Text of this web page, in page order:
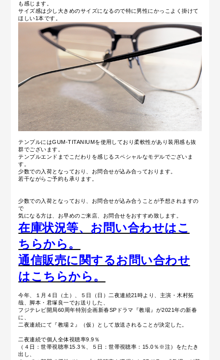
も感じます。
サイズ感は少し大きめのサイズになるので特に男性にかっこよく掛けて
ほしい1本です。
テンプルにはGUM-TITANIUMを使用しており柔軟性があり装用感も抜
群でございます。
テンプルエンドまでこだわりを感じるスペシャルなモデルでございま
す。
少数での入荷となっており、お問合せが込み合っております。
若干ながらご予約も承ります。
少数での入荷となっており、お問合せが込み合うことが予想されますの
で
気になる方は、お早めのご来店、お問合せをおすすめ致します。
在庫状況等、お問い合わせはこ
ちらから。
通信販売に関するお問い合わせ
はこちらから。
今年、１月４日（土）、５日（日）二夜連続21時より、主演・木村拓
哉、脚本・君塚良一でお送りした、
フジテレビ開局60周年特別企画新春SPドラマ『教場』が2021年の新春
に、
二夜連続にて『教場２』（仮）として放送されることが決定した。
二夜連続で個人全体視聴率9.9％
（４日：世帯視聴率15.3％、５日：世帯視聴率：15.0％※注）をたたき
出し、